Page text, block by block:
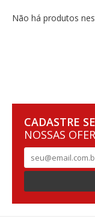
Não há produtos
CADASTRE
NOSSAS